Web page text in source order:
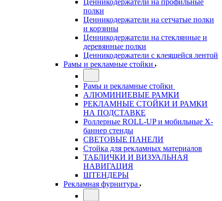
Ценникодержатели на профильные
полки
Ценникодержатели на сетчатые полки
и корзины
Ценникодержатели на стеклянные и
деревянные полки
Ценникодержатели с клеящейся лентой
Рамы и рекламные стойки
Рамы и рекламные стойки
АЛЮМИНИЕВЫЕ РАМКИ
РЕКЛАМНЫЕ СТОЙКИ И РАМКИ
НА ПОДСТАВКЕ
Роллерные ROLL-UP и мобильные X-
баннер стенды
СВЕТОВЫЕ ПАНЕЛИ
Стойка для рекламных материалов
ТАБЛИЧКИ И ВИЗУАЛЬНАЯ
НАВИГАЦИЯ
ШТЕНДЕРЫ
Рекламная фурнитура